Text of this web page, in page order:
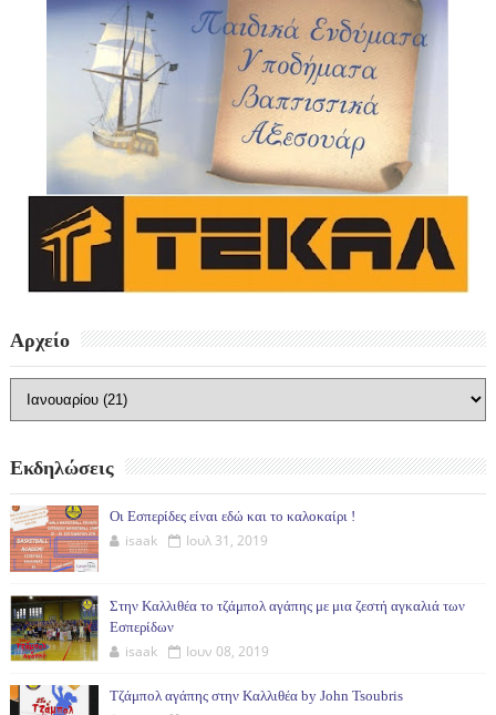
Αρχείο
Εκδηλώσεις
Οι Εσπερίδες είναι εδώ και το καλοκαίρι !
isaak Ιουλ 31, 2019
Στην Καλλιθέα το τζάμπολ αγάπης με μια ζεστή αγκαλιά των
Εσπερίδων
isaak Ιουν 08, 2019
Τζάμπολ αγάπης στην Καλλιθέα by John Tsoubris